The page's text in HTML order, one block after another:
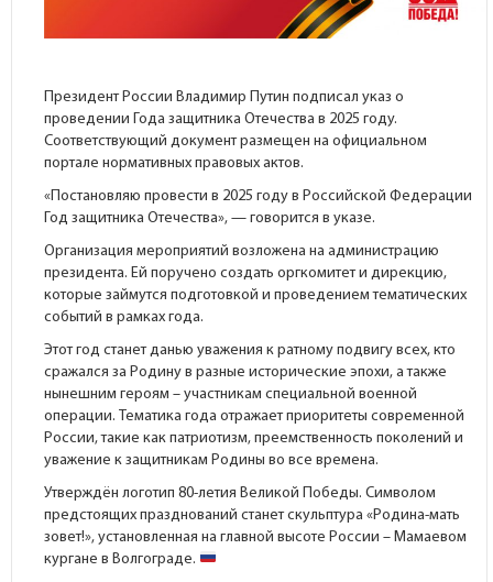
Президент России Владимир Путин подписал указ о
проведении Года защитника Отечества в 2025 году.
Соответствующий документ размещен наофициальном
портале нормативных правовых актов.
«Постановляю провести в 2025 году в Российской Федерации
Год защитника Отечества», — говорится в указе.
Организация мероприятий возложена на администрацию
президента. Ей поручено создать оргкомитет и дирекцию,
которые займутся подготовкой и проведением тематических
событий в рамках года.
Этот год станет данью уважения к ратному подвигу всех, кто
сражался за Родину в разные исторические эпохи, а также
нынешним героям – участникам специальной военной
операции. Тематика года отражает приоритеты современной
России, такие как патриотизм, преемственность поколений и
уважение к защитникам Родины во все времена.
Утверждён логотип 80-летия Великой Победы. Символом
предстоящих празднований станет скульптура «Родина-мать
зовет!», установленная на главной высоте России – Мамаевом
кургане в Волгограде.